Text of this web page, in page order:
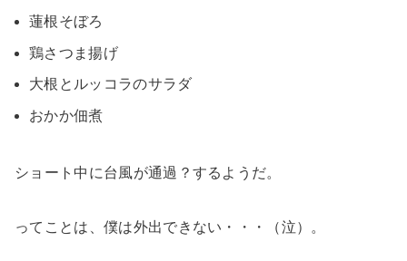
蓮根そぼろ
鶏さつま揚げ
大根とルッコラのサラダ
おかか佃煮
ショート中に台風が通過？するようだ。
ってことは、僕は外出できない・・・（泣）。